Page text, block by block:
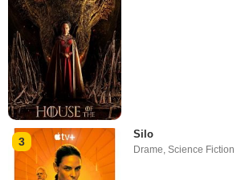
3
Silo
Drame,Science Fiction